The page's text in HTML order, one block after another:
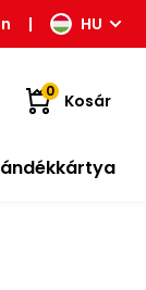
| HU
0 Kosár